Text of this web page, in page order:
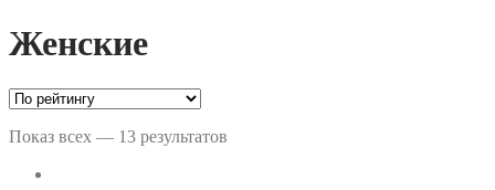
Женские
Показ всех — 13 результатов